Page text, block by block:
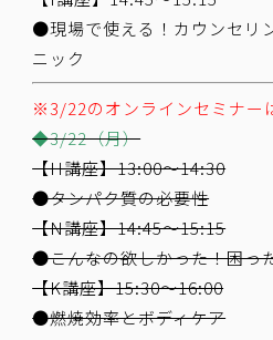
●現場で使える！カウンセリ
ニック
※3/22のオンラインセミナー
◆3/22（月）
【H講座】13:00～14:30
●タンパク質の必要性
【N講座】14:45～15:15
●こんなの欲しかった！困っ
【K講座】15:30～16:00
●燃焼効率とボディケア